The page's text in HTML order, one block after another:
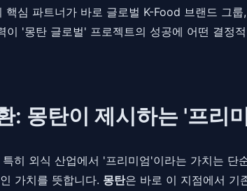
심 파트너가 바로 글로벌 K-Food 브랜드 그룹,
이 '몽탄 글로벌' 프로젝트의 성공에 어떤 결
: 몽탄이 제시하는 '프리
히 외식 산업에서 '프리미엄'이라는 가치는
가치를 뜻합니다. 몽탄은 바로 이 지점에서 기